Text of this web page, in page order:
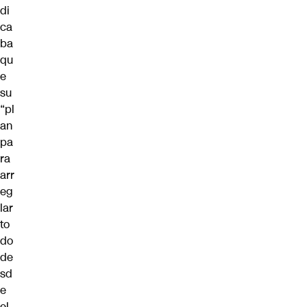
di
ca
ba
qu
e
su
“pl
an
pa
ra
arr
eg
lar
to
do
de
sd
e